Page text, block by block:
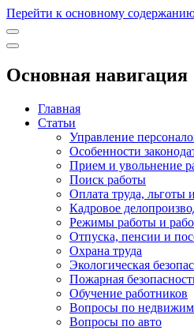
Перейти к основному
Основная навигация
Главная
Статьи
Управление
Особенности
Прием и увольнение
Поиск работы
Оплата труда, льготы
Кадровое
Режимы работы и
Отпуска, пенсии и
Охрана труда
Экологическая
Пожарная
Обучение работников
Вопросы по
Вопросы по авто